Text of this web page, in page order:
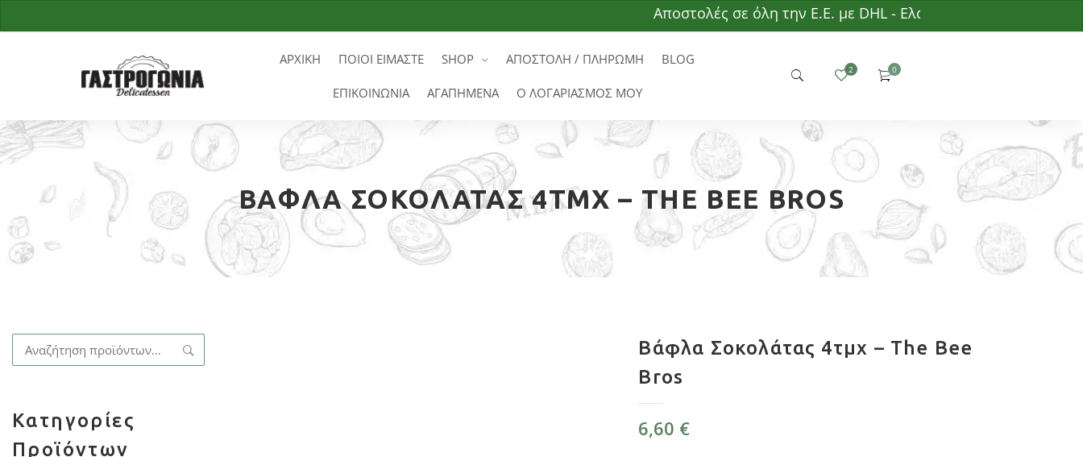
Αποστολές σε όλη την Ε.Ε. με DHL - Ελάχιστη παραγγελία 50€ -
ΑΡΧΙΚΗ ΠΟΙΟΙ ΕΙΜΑΣΤΕ SHOP ΑΠΟΣΤΟΛΗ / ΠΛΗΡΩΜΗ BLOG
ΕΠΙΚΟΙΝΩΝΙΑ ΑΓΑΠΗΜΕΝΑ Ο ΛΟΓΑΡΙΑΣΜΟΣ ΜΟΥ
ΒΆΦΛΑ ΣΟΚΟΛΆΤΑΣ 4ΤΜΧ – THE BEE BROS
Αναζήτηση
για:
Κατηγορίες
Προϊόντων
Βάφλα Σοκολάτας 4τμχ – The Bee
Bros
6,60 €